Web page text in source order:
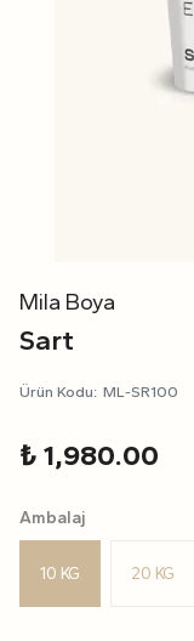
Mila Boya
Sart
Ürün Kodu: ML-SR100
₺ 1,980.00
Ambalaj
10 KG 20 KG